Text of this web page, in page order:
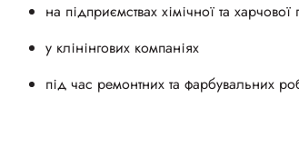
на підприємствах хімічної та
у клінінгових компаніях
під час ремонтних та фарбувальних